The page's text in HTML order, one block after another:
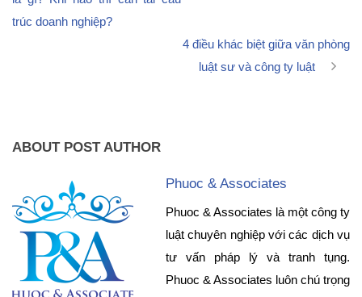
trúc doanh nghiệp?
4 điều khác biệt giữa văn phòng
luật sư và công ty luật
ABOUT POST AUTHOR
Phuoc & Associates
Phuoc & Associates là một công ty
luật chuyên nghiệp với các dịch vụ
tư vấn pháp lý và tranh tụng.
Phuoc & Associates luôn chú trọng